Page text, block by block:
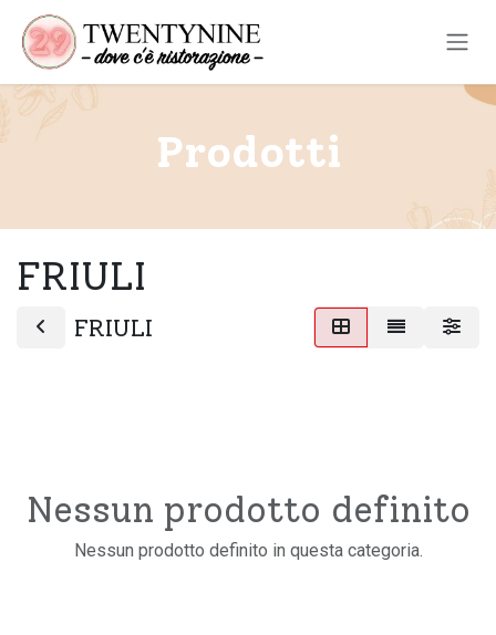
Passa al contenuto
Prodotti
FRIULI
FRIULI
Nessun prodotto definito
Nessun prodotto definito in questa categoria.